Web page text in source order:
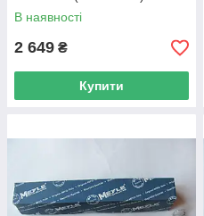
064529
В наявності
2 649 ₴
Купити